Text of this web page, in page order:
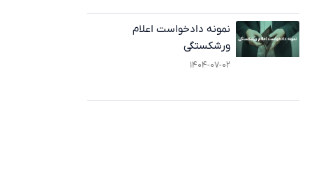
نمونه دادخواست اعلام
ورشکستگی
۱۴۰۴-۰۷-۰۲